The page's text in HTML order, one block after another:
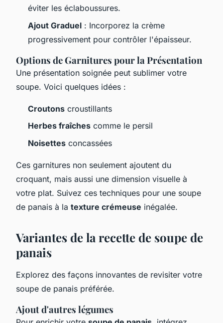
éviter les éclaboussures.
Ajout Graduel : Incorporez la crème
progressivement pour contrôler l'épaisseur.
Options de Garnitures pour la Présentation
Une présentation soignée peut sublimer votre
soupe. Voici quelques idées :
Croutons croustillants
Herbes fraîches comme le persil
Noisettes concassées
Ces garnitures non seulement ajoutent du
croquant, mais aussi une dimension visuelle à
votre plat. Suivez ces techniques pour une soupe
de panais à la texture crémeuse inégalée.
Variantes de la recette de soupe de
panais
Explorez des façons innovantes de revisiter votre
soupe de panais préférée.
Ajout d'autres légumes